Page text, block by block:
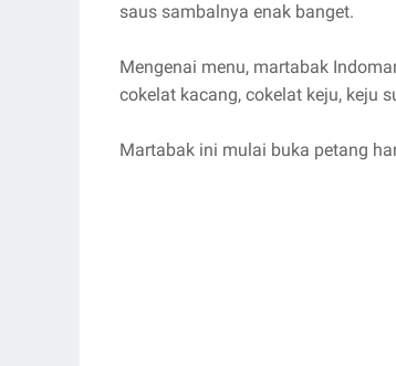
saus sambalnya enak banget.
Mengenai menu, martabak
cokelat kacang, cokelat keju, keju
Martabak ini mulai buka petang